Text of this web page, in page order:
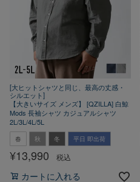
[大ヒットシャツと同じ、最高の丈感・
シルエット]
【大きいサイズ メンズ】 [QZILLA] 白鯨
Mods 長袖シャツ カジュアルシャツ
2L/3L/4L/5L
春 秋 冬 平日 即出荷
¥13,990 税込
カートに入れる